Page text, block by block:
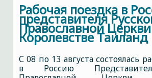
Рабочая поездка в
представителя
Православной
Королевстве Таиланд
С 08 по 13 августа состоялась
в Россию